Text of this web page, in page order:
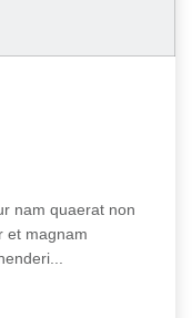
nam quaerat non
et magnam